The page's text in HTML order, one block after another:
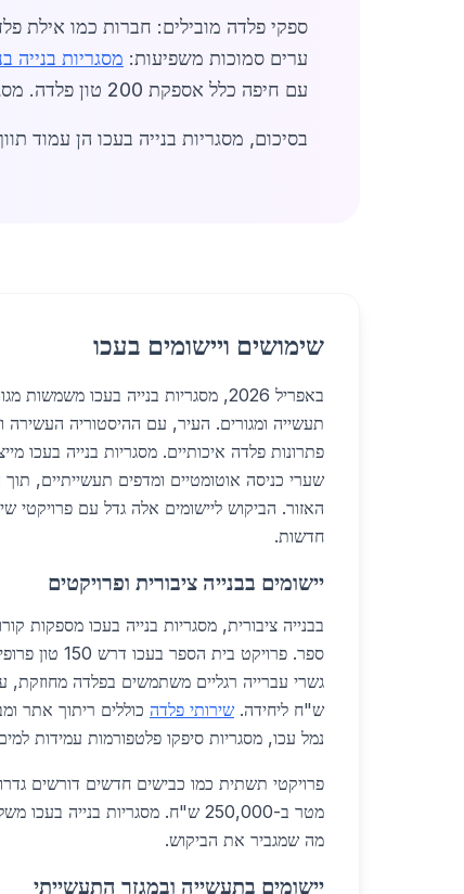
ספקי פלדה מובילים: חברות כמו אילת
ערים סמוכות משפיעות: מסגריות בנייה
עם חיפה כלל אספקת 200 טון פלדה. מסגריות בנייה בעכו מתמקדות בשירות מהיר, עם משלוחים תוך יום.
בסיכום, מסגריות בנייה בעכו הן עמוד תווך כלכלי
שימושים ויישומים בעכו
באפריל 2026, מסגריות בנייה בעכו
תעשייה ומגורים. העיר, עם ההיסטוריה
פתרונות פלדה איכותיים. מסגריות בנייה בעכו
שערי כניסה אוטומטיים ומדפים תעשייתיים,
האזור. הביקוש ליישומים אלה גדל עם פרויקטי
חדשות.
יישומים בבנייה ציבורית ופרויקטים
בבנייה ציבורית, מסגריות בנייה בעכו מספקות
ש"ח ליחידה. שירותי פלדה כוללים ריתוך אתר
נמל עכו, מסגריות סיפקו פלטפורמות עמידות למים ב-
מטר ב-250,000 ש"ח. מסגריות בנייה
מה שמגביר את הביקוש.
יישומים בתעשייה ובמגזר התעשייתי